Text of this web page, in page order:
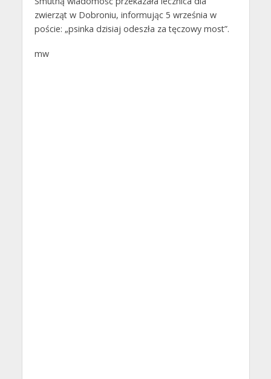
zwierząt w Dobroniu, informując 5 września w
poście: „psinka dzisiaj odeszła za tęczowy most”.
mw